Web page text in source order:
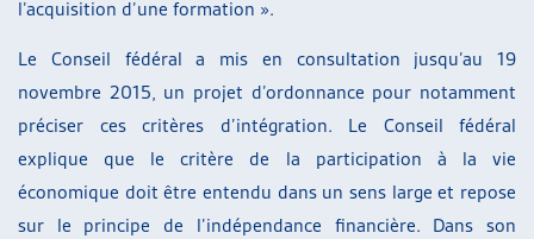
l’acquisition d’une formation ».
Le Conseil fédéral a mis en consultation jusqu’au 19
novembre 2015, un projet d’ordonnance pour notamment
préciser ces critères d’intégration. Le Conseil fédéral
explique que le critère de la participation à la vie
économique doit être entendu dans un sens large et repose
sur le principe de l’indépendance financière. Dans son